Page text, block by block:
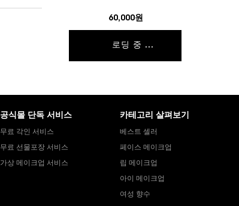
60,000원
로딩 중 ...
공식몰 단독 서비스
무료 각인 서비스
무료 선물포장 서비스
가상 메이크업 서비스
카테고리 살펴보기
베스트 셀러
페이스 메이크업
립 메이크업
아이 메이크업
여성 향수